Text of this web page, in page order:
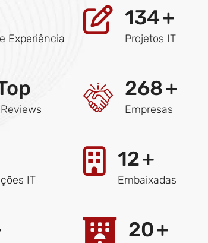
Experiência
IT
134+
Projetos IT
268+
Empresas
12+
Embaixadas
20+